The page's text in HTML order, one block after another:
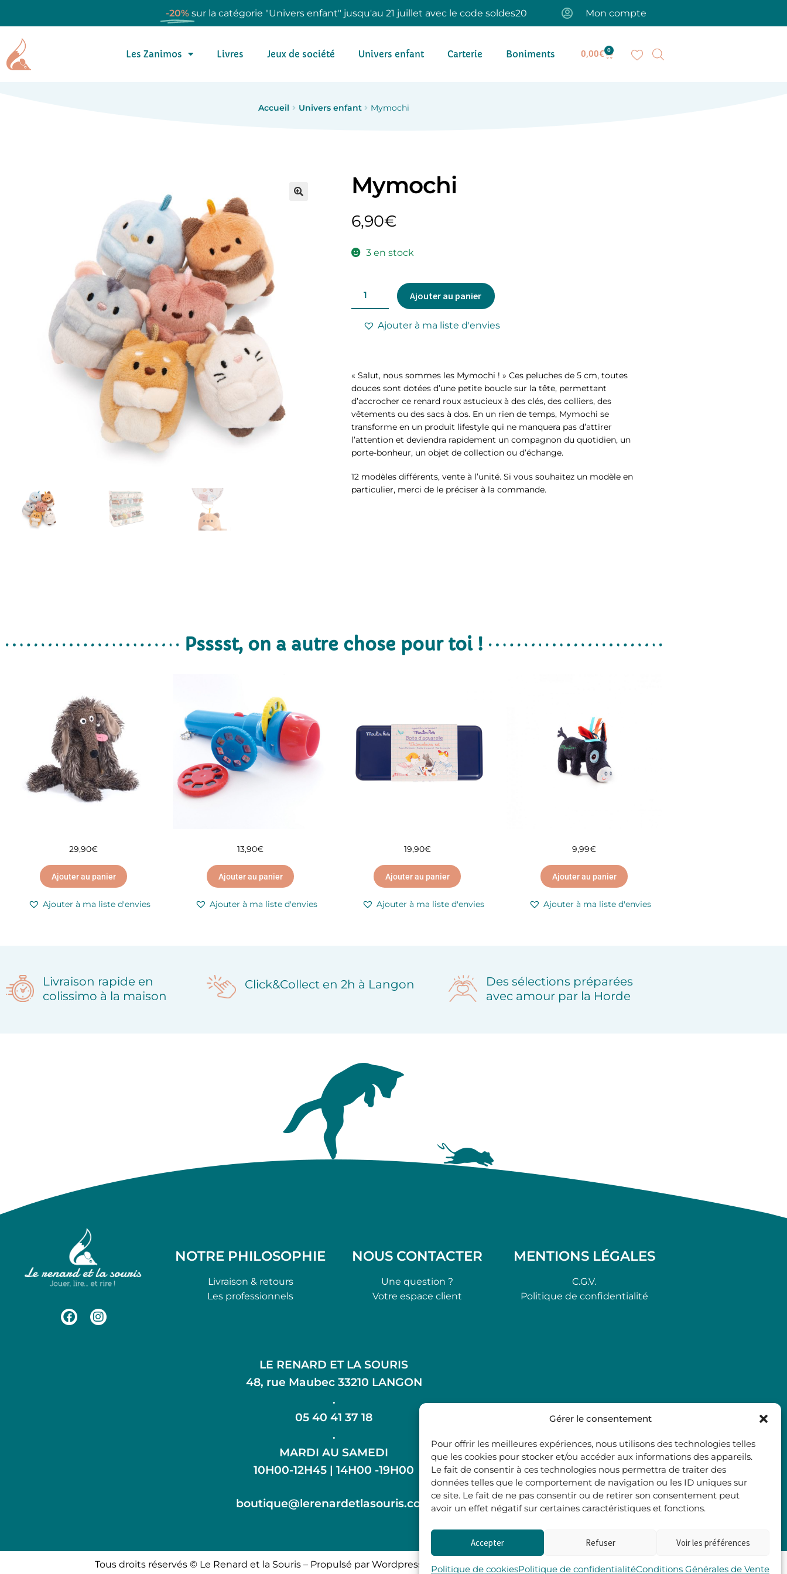
Gérer le consentement
Pour offrir les meilleures expériences, nous utilisons des technologies telles
que les cookies pour stocker et/ou accéder aux informations des appareils.
Le fait de consentir à ces technologies nous permettra de traiter des
données telles que le comportement de navigation ou les ID uniques sur
ce site. Le fait de ne pas consentir ou de retirer son consentement peut
avoir un effet négatif sur certaines caractéristiques et fonctions.
Accepter Refuser Voir les préférences
Politique de cookiesPolitique de confidentialitéConditions Générales de Vente
-20% sur la catégorie "Univers enfant" jusqu'au 21 juillet avec le code soldes20 Mon compte
Les Zanimos Livres Jeux de société Univers enfant Carterie Boniments 0,00€ 0
Accueil Univers enfant Mymochi
Mymochi
6,90€
3 en stock
Ajouter au panier
Ajouter à ma liste d'envies
« Salut, nous sommes les Mymochi ! » Ces peluches de 5 cm, toutes
douces sont dotées d’une petite boucle sur la tête, permettant
d’accrocher ce renard roux astucieux à des clés, des colliers, des
vêtements ou des sacs à dos. En un rien de temps, Mymochi se
transforme en un produit lifestyle qui ne manquera pas d’attirer
l’attention et deviendra rapidement un compagnon du quotidien, un
porte-bonheur, un objet de collection ou d’échange.
12 modèles différents, vente à l’unité. Si vous souhaitez un modèle en
particulier, merci de le préciser à la commande.
Psssst, on a autre chose pour toi !
29,90€
Ajouter au panier
Ajouter à ma liste d'envies
13,90€
Ajouter au panier
Ajouter à ma liste d'envies
19,90€
Ajouter au panier
Ajouter à ma liste d'envies
9,99€
Ajouter au panier
Ajouter à ma liste d'envies
Livraison rapide en
colissimo à la maison
Click&Collect en 2h à Langon
Des sélections préparées
avec amour par la Horde
NOTRE PHILOSOPHIE
Livraison & retours
Les professionnels
NOUS CONTACTER
Une question ?
Votre espace client
MENTIONS LÉGALES
C.G.V.
Politique de confidentialité
LE RENARD ET LA SOURIS
48, rue Maubec 33210 LANGON
.
05 40 41 37 18
.
MARDI AU SAMEDI
10H00-12H45 | 14H00 -19H00
boutique@lerenardetlasouris.com
Tous droits réservés © Le Renard et la Souris – Propulsé par Wordpress & Piloté par l’agence Les 2 Rives